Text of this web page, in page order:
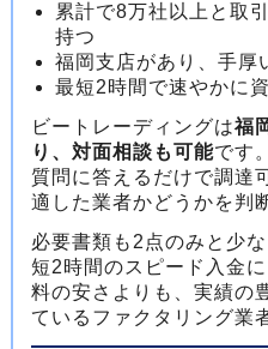
累計で8万社以上と取
持つ
福岡支店があり、手厚
最短2時間で速やかに
ビートレーディングは福
り、対面相談も可能です
質問に答えるだけで調達
適した業者かどうかを判
必要書類も2点のみと少
短2時間のスピード入金
料の安さよりも、実績の
ているファクタリング業